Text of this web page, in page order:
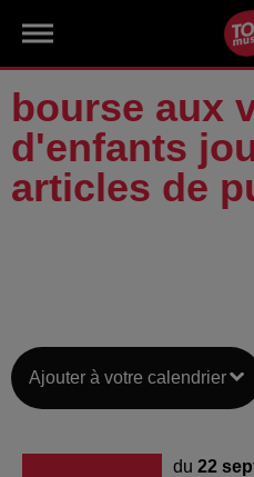
bourse aux
d'enfants
articles de
Ajouter à votre calendrier
du 22